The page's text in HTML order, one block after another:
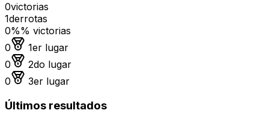
0victorias
1derrotas
0%% victorias
0
Medalla de oro
1er lugar
0
Medalla de plata
2do lugar
0
Medalla de bronce
3er lugar
Últimos resultados